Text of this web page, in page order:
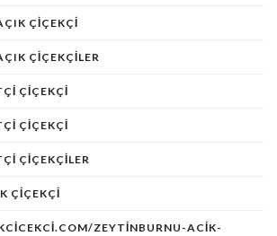
ÇIÇEKÇI
ÇIÇEKÇILER
ÇIÇEKÇI
ÇİÇEKÇİ
ÇIÇEKÇILER
ÇIÇEKÇI
ZEYTINBURNU-ACIK-